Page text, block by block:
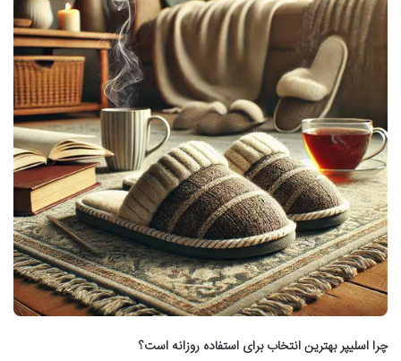
چرا اسلیپر بهترین انتخاب برای استفاده روزانه است؟